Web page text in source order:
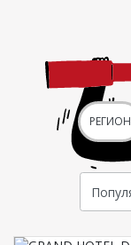
РЕГИОН